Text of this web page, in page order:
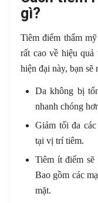
gì?
Tiêm điểm thẩm
rất cao về hiệu
hiện đại này, bạn sẽ
Da không bị
nhanh chóng
Giảm tối đa
tại vị trí tiêm.
Tiêm ít điểm sẽ
Bao gồm các
mặt.